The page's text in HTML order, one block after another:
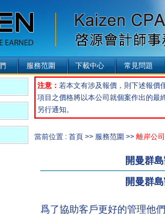
服務范圍 下載中心 常見問題
注意： 若本文有涉及報價，則下述報價
項目之價格將以本公司就個案作出的最
另行通知。
當前位置 : 首頁 >> 服務范圍 >> 離岸公
開曼群
開曼群
爲了協助客戶更好的管理他